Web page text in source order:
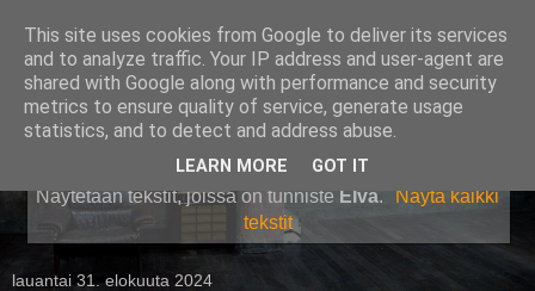
Pullollinen
Näytetään tekstit, joissa on tunniste Elva.
Näytä kaikki
tekstit
lauantai 31. elokuuta 2024
This site uses cookies from Google to deliver its services
and to analyze traffic. Your IP address and user-agent are
shared with Google along with performance and security
metrics to ensure quality of service, generate usage
statistics, and to detect and address abuse.
LEARN MORE GOT IT